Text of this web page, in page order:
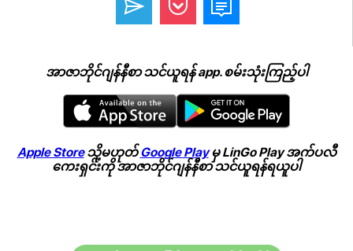
အာဇာဘိုင်ဂျန်နီစာ သင်ယူရန် app. စမ်းသုံးကြည့်ပါ
Apple Storeသို့မဟုတ်Google Playမှ LinGo Play အက်ပလီ
ကေးရှင်းကို အာဇာဘိုင်ဂျန်နီစာ သင်ယူရန်ရယူပါ